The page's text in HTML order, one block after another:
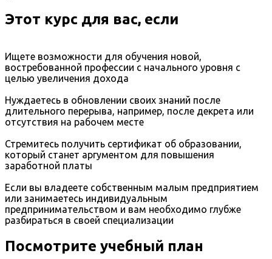
Этот курс для вас, если
Ищете возможности для обучения новой,
востребованной профессии с начального уровня с
целью увеличения дохода
Нуждаетесь в обновлении своих знаний после
длительного перерыва, например, после декрета или
отсутствия на рабочем месте
Стремитесь получить сертификат об образовании,
который станет аргументом для повышения
заработной платы
Если вы владеете собственным малым предприятием
или занимаетесь индивидуальным
предпринимательством и вам необходимо глубже
разбираться в своей специализации
Посмотрите учебный план